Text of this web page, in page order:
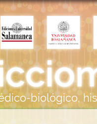
biológico,